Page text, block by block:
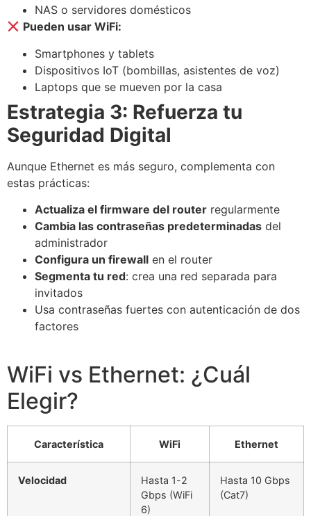
NAS o servidores domésticos
Pueden usar WiFi:
Smartphones y tablets
Dispositivos IoT (bombillas, asistentes de voz)
Laptops que se mueven por la casa
Estrategia 3: Refuerza tu
Seguridad Digital
Aunque Ethernet es más seguro, complementa con
estas prácticas:
Actualiza el firmware del router regularmente
Cambia las contraseñas predeterminadas del
administrador
Configura un firewall en el router
Segmenta tu red: crea una red separada para
invitados
Usa contraseñas fuertes con autenticación de dos
factores
WiFi vs Ethernet: ¿Cuál
Elegir?
Característica WiFi Ethernet
Velocidad
Hasta 1-2
Gbps (WiFi
6)
Hasta 10 Gbps
(Cat7)